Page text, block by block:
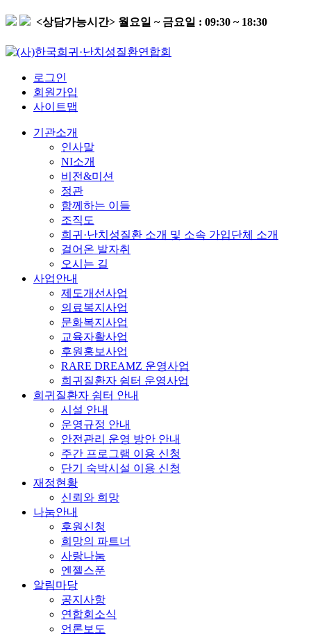
<상담가능시간> 월요일 ~ 금요일 : 09:30 ~ 18:30
로그인
회원가입
사이트맵
기관소개
인사말
NI소개
비전&미션
정관
함께하는 이들
조직도
희귀·난치성질환 소개 및 소속 가입단체 소개
걸어온 발자취
오시는 길
사업안내
제도개선사업
의료복지사업
문화복지사업
교육자활사업
후원홍보사업
RARE DREAMZ 운영사업
희귀질환자 쉼터 운영사업
희귀질환자 쉼터 안내
시설 안내
운영규정 안내
안전관리 운영 방안 안내
주간 프로그램 이용 신청
단기 숙박시설 이용 신청
재정현황
신뢰와 희망
나눔안내
후원신청
희망의 파트너
사랑나눔
엔젤스푼
알림마당
공지사항
연합회소식
언론보도